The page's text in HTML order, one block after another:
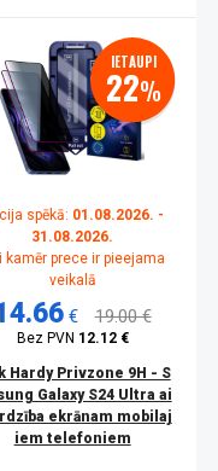
IETAUPI
22%
spēkā: 01.08.2026. -
31.08.2026.
kamēr prece ir pieejama
veikalā
€ 19.00 €
Bez PVN 12.12 €
Hardy Privzone 9H - S
Galaxy S24 Ultra ai
ekrānam mobilaj
iem telefoniem